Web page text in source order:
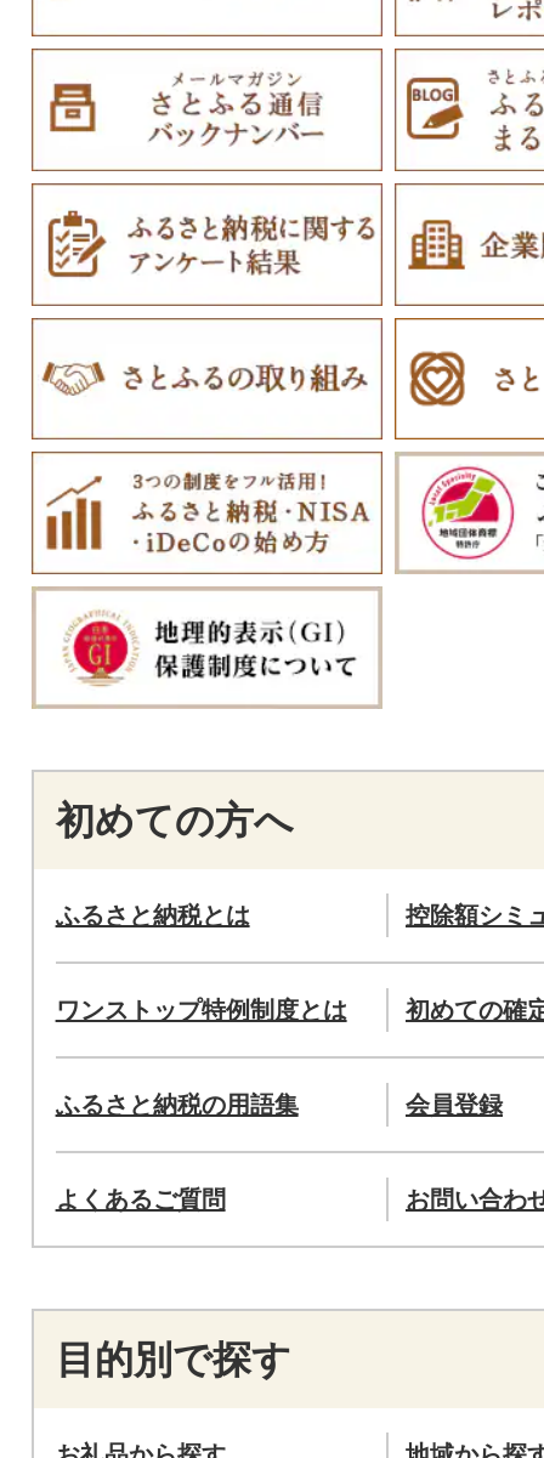
初めての方へ
ふるさと納税とは 控除額シミ
ワンストップ特例制度とは 初めての確
ふるさと納税の用語集 会員登録
よくあるご質問 お問い合わ
目的別で探す